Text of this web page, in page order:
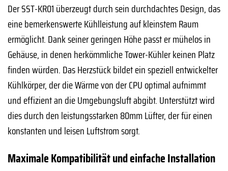
Der SST-KR01 überzeugt durch sein durchdachtes Design, das
eine bemerkenswerte Kühlleistung auf kleinstem Raum
ermöglicht. Dank seiner geringen Höhe passt er mühelos in
Gehäuse, in denen herkömmliche Tower-Kühler keinen Platz
finden würden. Das Herzstück bildet ein speziell entwickelter
Kühlkörper, der die Wärme von der CPU optimal aufnimmt
und effizient an die Umgebungsluft abgibt. Unterstützt wird
dies durch den leistungsstarken 80mm Lüfter, der für einen
konstanten und leisen Luftstrom sorgt.
Maximale Kompatibilität und einfache Installation